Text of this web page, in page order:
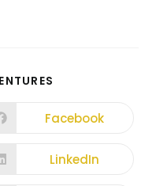
Facebook
LinkedIn